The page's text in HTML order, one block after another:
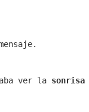
ver la sonrisa